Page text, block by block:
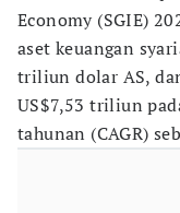
Economy (SGIE)
aset keuangan
triliun dolar AS,
US$7,53 triliun
tahunan (CAGR)